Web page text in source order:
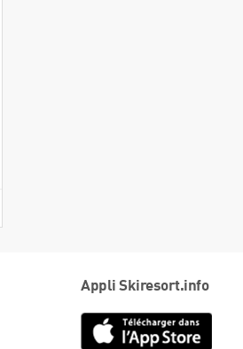
Appli Skiresort.info